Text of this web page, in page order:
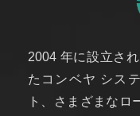
2004 年に設立さ
たコンベヤ シス
ト、さまざまなロ